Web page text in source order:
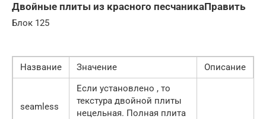
Двойные плиты из красного песчаникаПравить
Блок 125
Название Значение Описание
seamless
Если установлено , то
текстура двойной плиты
нецельная. Полная плита